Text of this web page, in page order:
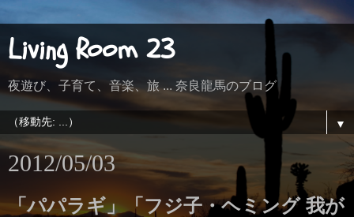
Living Room 23
夜遊び、子育て、音楽、旅 ... 奈良龍馬のブログ
▼
2012/05/03
「パパラギ」「フジ子・ヘミング 我が